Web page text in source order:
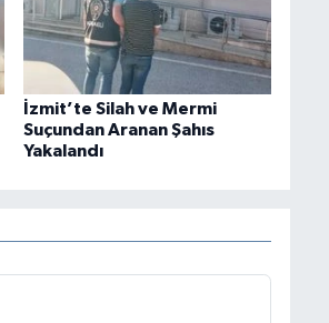
İzmit’te Silah ve Mermi
Suçundan Aranan Şahıs
Yakalandı